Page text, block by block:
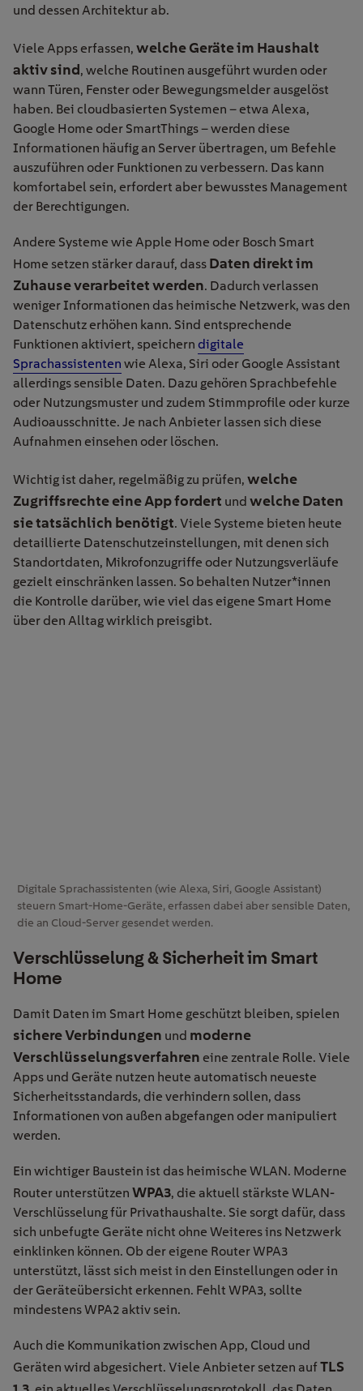
und dessen Architektur ab.
Viele Apps erfassen, welche Geräte im Haushalt
aktiv sind, welche Routinen ausgeführt wurden oder
wann Türen, Fenster oder Bewegungsmelder ausgelöst
haben. Bei cloudbasierten Systemen – etwa Alexa,
Google Home oder SmartThings – werden diese
Informationen häufig an Server übertragen, um Befehle
auszuführen oder Funktionen zu verbessern. Das kann
komfortabel sein, erfordert aber bewusstes Management
der Berechtigungen.
Andere Systeme wie Apple Home oder Bosch Smart
Home setzen stärker darauf, dass Daten direkt im
Zuhause verarbeitet werden. Dadurch verlassen
weniger Informationen das heimische Netzwerk, was den
Datenschutz erhöhen kann. Sind entsprechende
Funktionen aktiviert, speichern digitale
Sprachassistenten wie Alexa, Siri oder Google Assistant
allerdings sensible Daten. Dazu gehören Sprachbefehle
oder Nutzungsmuster und zudem Stimmprofile oder kurze
Audioausschnitte. Je nach Anbieter lassen sich diese
Aufnahmen einsehen oder löschen.
Wichtig ist daher, regelmäßig zu prüfen, welche
Zugriffsrechte eine App fordert und welche Daten
sie tatsächlich benötigt. Viele Systeme bieten heute
detaillierte Datenschutzeinstellungen, mit denen sich
Standortdaten, Mikrofonzugriffe oder Nutzungsverläufe
gezielt einschränken lassen. So behalten Nutzer*innen
die Kontrolle darüber, wie viel das eigene Smart Home
über den Alltag wirklich preisgibt.
Digitale Sprachassistenten (wie Alexa, Siri, Google Assistant)
steuern Smart-Home-Geräte, erfassen dabei aber sensible Daten,
die an Cloud-Server gesendet werden.
Verschlüsselung & Sicherheit im Smart
Home
Damit Daten im Smart Home geschützt bleiben, spielen
sichere Verbindungen und moderne
Verschlüsselungsverfahren eine zentrale Rolle. Viele
Apps und Geräte nutzen heute automatisch neueste
Sicherheitsstandards, die verhindern sollen, dass
Informationen von außen abgefangen oder manipuliert
werden.
Ein wichtiger Baustein ist das heimische WLAN. Moderne
Router unterstützen WPA3, die aktuell stärkste WLAN-
Verschlüsselung für Privathaushalte. Sie sorgt dafür, dass
sich unbefugte Geräte nicht ohne Weiteres ins Netzwerk
einklinken können. Ob der eigene Router WPA3
unterstützt, lässt sich meist in den Einstellungen oder in
der Geräteübersicht erkennen. Fehlt WPA3, sollte
mindestens WPA2 aktiv sein.
Auch die Kommunikation zwischen App, Cloud und
Geräten wird abgesichert. Viele Anbieter setzen aufTLS